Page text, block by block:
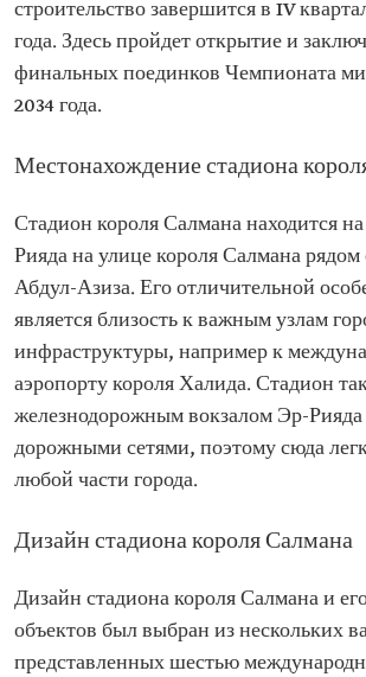
строительство завершится в IV
года. Здесь пройдет открытие и
финальных поединков Чемпионата
2034 года.
Местонахождение стадиона
Стадион короля Салмана находится
Рияда на улице короля Салмана рядом
Абдул-Азиза. Его отличительной
является близость к важным узлам
инфраструктуры, например к
аэропорту короля Халида. Стадион
железнодорожным вокзалом Эр-
дорожными сетями, поэтому сюда
любой части города.
Дизайн стадиона короля Салмана
Дизайн стадиона короля Салмана и
объектов был выбран из нескольких
представленных шестью